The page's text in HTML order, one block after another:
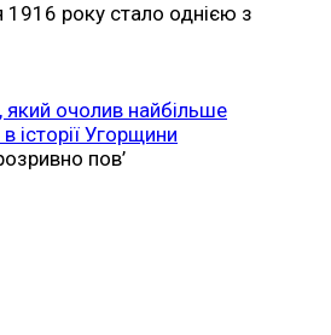
1916 року стало однією з
очолив найбільше
історії Угорщини
пов’